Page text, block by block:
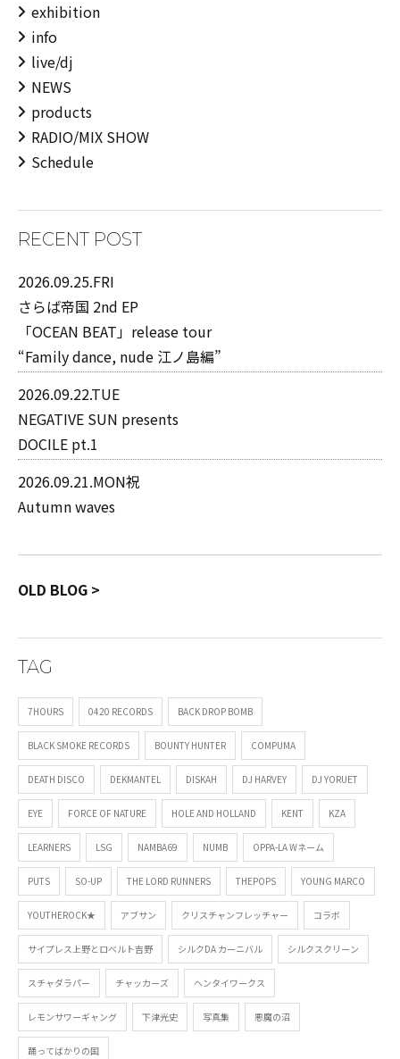
exhibition
info
live/dj
NEWS
products
RADIO/MIX SHOW
Schedule
RECENT POST
2026.09.25.FRI
さらば帝国 2nd EP
「OCEAN BEAT」release tour
“Family dance, nude 江ノ島編”
2026.09.22.TUE
NEGATIVE SUN presents
DOCILE pt.1
2026.09.21.MON祝
Autumn waves
OLD BLOG >
TAG
7HOURS 0420 RECORDS BACK DROP BOMB
BLACK SMOKE RECORDS BOUNTY HUNTER COMPUMA
DEATH DISCO DEKMANTEL DISKAH DJ HARVEY DJ YORUET
EYE FORCE OF NATURE HOLE AND HOLLAND KENT KZA
LEARNERS LSG NAMBA69 NUMB OPPA-LA Wネーム
PUTS SO-UP THE LORD RUNNERS THEPOPS YOUNG MARCO
YOUTHEROCK★ アブサン クリスチャンフレッチャー コラボ
サイプレス上野とロベルト吉野 シルクDA カーニバル シルクスクリーン
スチャダラパー チャッカーズ ヘンタイワークス
レモンサワーギャング 下津光史 写真集 悪魔の沼
踊ってばかりの国